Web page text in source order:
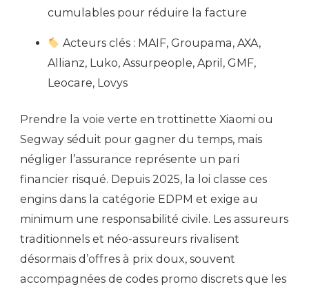
cumulables pour réduire la facture
Acteurs clés : MAIF, Groupama, AXA,
Allianz, Luko, Assurpeople, April, GMF,
Leocare, Lovys
Prendre la voie verte en trottinette Xiaomi ou
Segway séduit pour gagner du temps, mais
négliger l’assurance représente un pari
financier risqué. Depuis 2025, la loi classe ces
engins dans la catégorie EDPM et exige au
minimum une responsabilité civile. Les assureurs
traditionnels et néo-assureurs rivalisent
désormais d’offres à prix doux, souvent
accompagnées de codes promo discrets que les